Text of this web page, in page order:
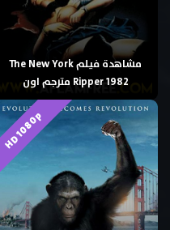
مشاهدة فيلم The New York
Ripper 1982 مترجم اون
HD 1080p